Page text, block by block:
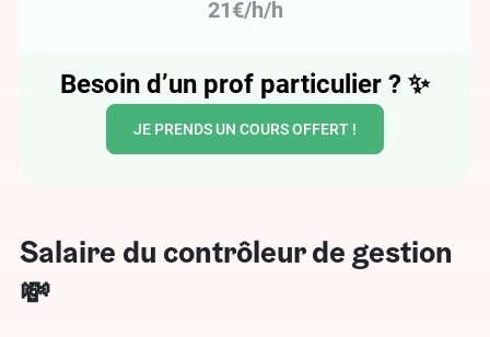
21€/h/h
Besoin d’un prof particulier ? ✨
JE PRENDS UN COURS OFFERT !
Salaire du contrôleur de gestion
💸